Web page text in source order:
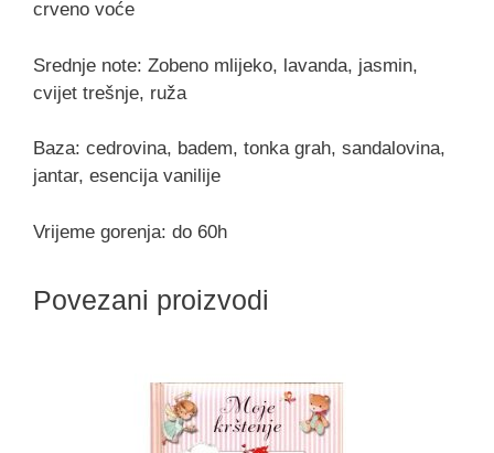
crveno voće
Srednje note: Zobeno mlijeko, lavanda, jasmin,
cvijet trešnje, ruža
Baza: cedrovina, badem, tonka grah, sandalovina,
jantar, esencija vanilije
Vrijeme gorenja: do 60h
Povezani proizvodi